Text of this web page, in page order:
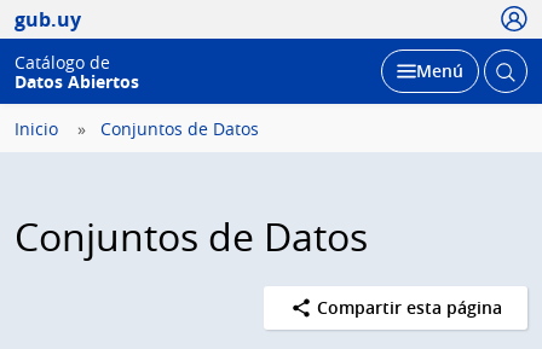
gub.uy
Catálogo de
Datos Abiertos
Desplegar
Menú Abrir
Inicio Conjuntos de Datos
Conjuntos de Datos
Compartir esta página